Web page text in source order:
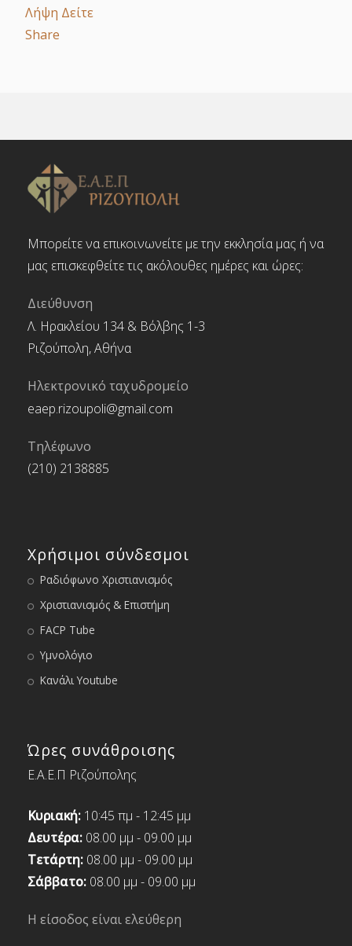
Λήψη Δείτε
Share
Μπορείτε να επικοινωνείτε με την εκκλησία μας ή να
μας επισκεφθείτε τις ακόλουθες ημέρες και ώρες:
Διεύθυνση
Λ. Ηρακλείου 134 & Βόλβης 1-3
Ριζούπολη, Αθήνα
Ηλεκτρονικό ταχυδρομείο
eaep.rizoupoli@gmail.com
Τηλέφωνο
(210) 2138885
Χρήσιμοι σύνδεσμοι
Ραδιόφωνο Χριστιανισμός
Χριστιανισμός & Επιστήμη
FACP Tube
Υμνολόγιο
Κανάλι Youtube
Ώρες συνάθροισης
Ε.Α.Ε.Π Ριζούπολης
Κυριακή: 10:45 πμ - 12:45 μμ
Δευτέρα: 08.00 μμ - 09.00 μμ
Τετάρτη: 08.00 μμ - 09.00 μμ
Σάββατο: 08.00 μμ - 09.00 μμ
Η είσοδος είναι ελεύθερη